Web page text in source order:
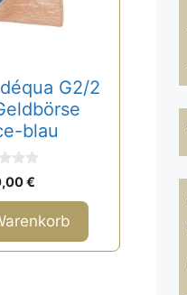
G2/2
blau
€